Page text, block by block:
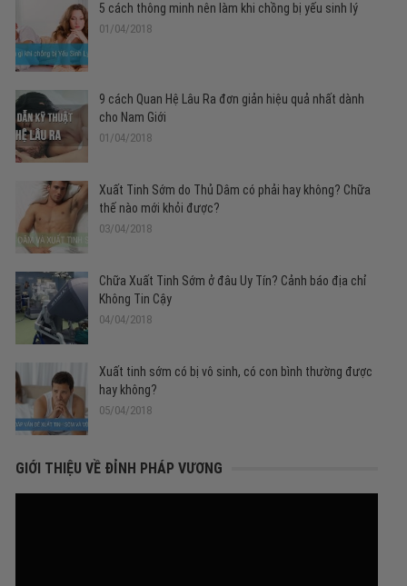
5 cách thông minh nên làm khi chồng bị yếu sinh lý
01/04/2018
9 cách Quan Hệ Lâu Ra đơn giản hiệu quả nhất dành
cho Nam Giới
01/04/2018
Xuất Tinh Sớm do Thủ Dâm có phải hay không? Chữa
thế nào mới khỏi được?
03/04/2018
Chữa Xuất Tinh Sớm ở đâu Uy Tín? Cảnh báo địa chỉ
Không Tin Cậy
04/04/2018
Xuất tinh sớm có bị vô sinh, có con bình thường được
hay không?
05/04/2018
GIỚI THIỆU VỀ ĐỈNH PHÁP VƯƠNG